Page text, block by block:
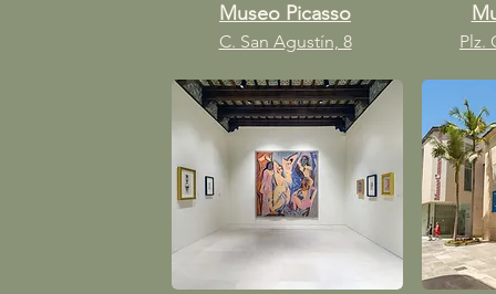
Museo Picasso
C. San Agustín, 8 Plz.